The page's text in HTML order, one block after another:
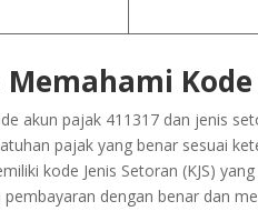
akun pajak 411317 dan jenis
pajak yang benar sesuai
kode Jenis Setoran (KJS)
dengan benar dan